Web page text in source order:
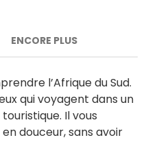
ENCORE PLUS
l’Afrique du Sud.
qui voyagent dans un
Il vous
douceur, sans avoir